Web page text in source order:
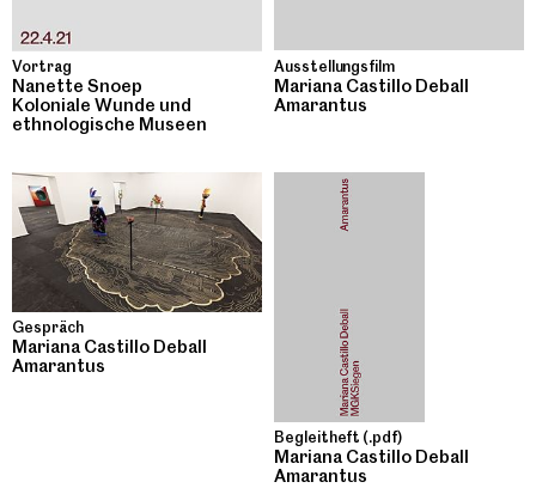
Vortrag
Nanette Snoep
Koloniale Wunde und
ethnologische Museen
Ausstellungsfilm
Mariana Castillo Deball
Amarantus
Gespräch
Mariana Castillo Deball
Amarantus
Begleitheft (.pdf)
Mariana Castillo Deball
Amarantus